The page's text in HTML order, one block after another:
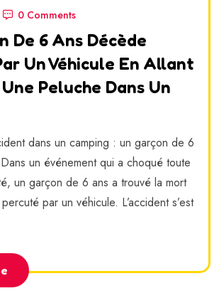
0 Comments
De 6 Ans Décède
Un Véhicule En Allant
Peluche Dans Un
dans un camping : un garçon de 6
un événement qui a choqué toute
un garçon de 6 ans a trouvé la mort
par un véhicule. L’accident s’est